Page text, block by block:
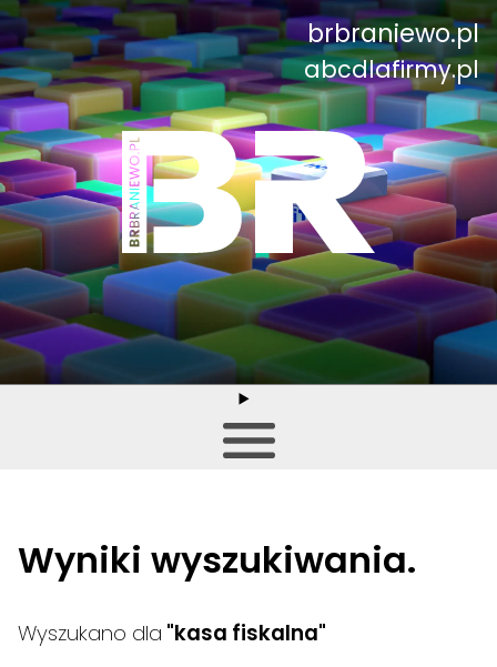
brbraniewo.pl
abcdlafirmy.pl
Wyniki wyszukiwania.
Wyszukano dla "kasa fiskalna"